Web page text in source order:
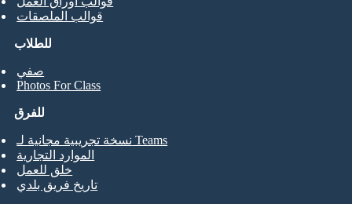
للطلاب
صفي
Photos For Class
قوالب الملصقات
للفرق
نسخة تجريبية مجانية لـ Teams
الموارد التجارية
خلق للعمل
تاريخ فريق بلدي